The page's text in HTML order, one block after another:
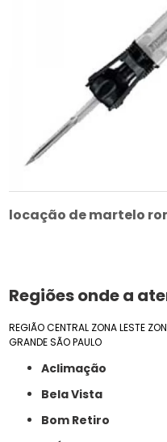
locação de martelo
Regiões onde a
REGIÃO CENTRAL ZONA LESTE
GRANDE SÃO PAULO
Aclimação
Bela Vista
Bom Retiro